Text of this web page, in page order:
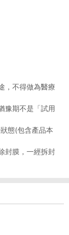
，不得做為醫療
豫期不是「試用
態(包含產品本
封膜，一經拆封